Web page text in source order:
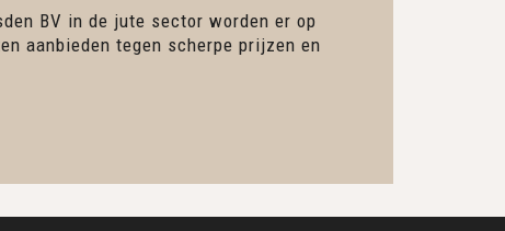
BV in de jute sector worden er op
aanbieden tegen scherpe prijzen en